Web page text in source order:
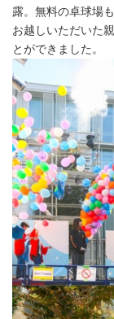
露。無料の卓球場
お越しいただいた
とができました。